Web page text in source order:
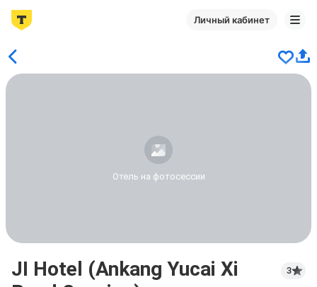
Личный кабинет
Отель на фотосессии
JI Hotel (Ankang Yucai Xi
3